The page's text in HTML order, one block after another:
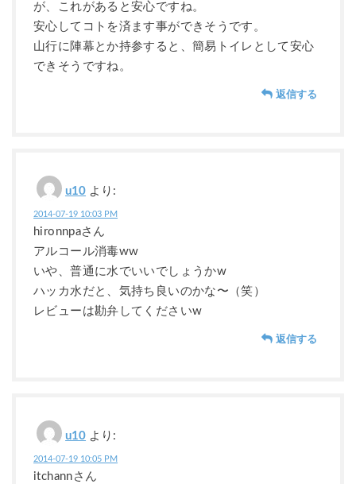
が、これがあると安心ですね。
安心してコトを済ます事ができそうです。
山行に陣幕とか持参すると、簡易トイレとして安心
できそうですね。
返信する
u10 より:
2014-07-19 10:03 PM
hironnpaさん
アルコール消毒ww
いや、普通に水でいいでしょうかw
ハッカ水だと、気持ち良いのかな〜（笑）
レビューは勘弁してくださいw
返信する
u10 より:
2014-07-19 10:05 PM
itchannさん